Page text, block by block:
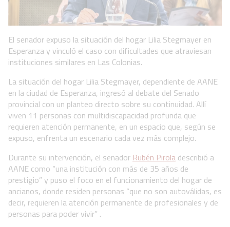
El senador expuso la situación del hogar Lilia Stegmayer en
Esperanza y vinculó el caso con dificultades que atraviesan
instituciones similares en Las Colonias.
La situación del hogar Lilia Stegmayer, dependiente de AANE
en la ciudad de Esperanza, ingresó al debate del Senado
provincial con un planteo directo sobre su continuidad. Allí
viven 11 personas con multidiscapacidad profunda que
requieren atención permanente, en un espacio que, según se
expuso, enfrenta un escenario cada vez más complejo.
Durante su intervención, el senador Rubén Pirola describió a
AANE como “una institución con más de 35 años de
prestigio” y puso el foco en el funcionamiento del hogar de
ancianos, donde residen personas “que no son autoválidas, es
decir, requieren la atención permanente de profesionales y de
personas para poder vivir” .